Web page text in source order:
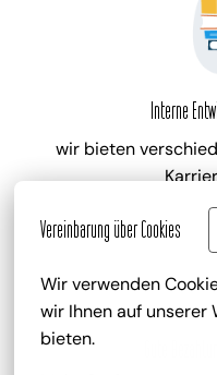
Vereinbarung über Cookies
Wir verwenden
wir Ihnen auf unserer
bieten.
Interne
wir bieten